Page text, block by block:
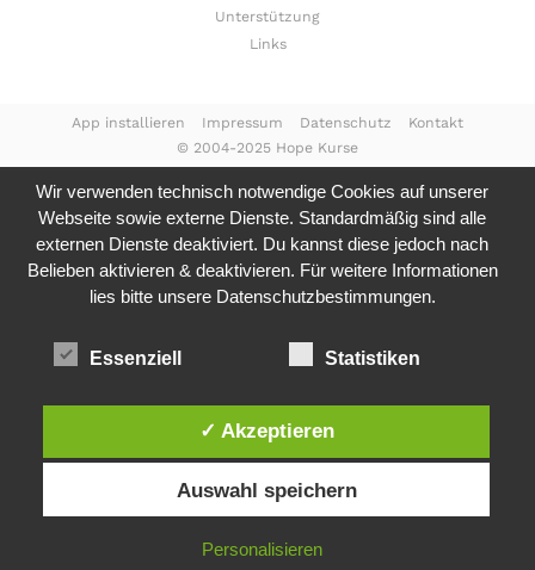
Unterstützung
Links
© 2004-2025 Hope Kurse
App installieren Impressum Datenschutz Kontakt
Wir verwenden technisch notwendige Cookies auf unserer
Webseite sowie externe Dienste. Standardmäßig sind alle
externen Dienste deaktiviert. Du kannst diese jedoch nach
Belieben aktivieren & deaktivieren. Für weitere Informationen
lies bitte unsere Datenschutzbestimmungen.
Essenziell Statistiken
✓ Akzeptieren
Auswahl speichern
Personalisieren